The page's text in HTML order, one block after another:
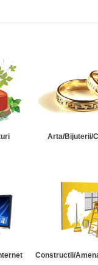
Arta/Bijuterii/
Constructii/